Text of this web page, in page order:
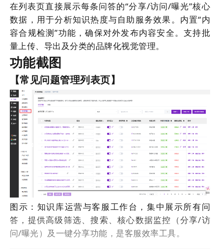
在列表页直接展示每条问答的“分享/访问/曝光”核心
数据，用于分析知识热度与自助服务效果。内置“内
容合规检测”功能，确保对外发布内容安全。支持批
量上传、导出及分类的品牌化视觉管理。
功能截图
【常见问题管理列表页】
图示：知识库运营与客服工作台，集中展示所有问
答，提供高级筛选、搜索、核心数据监控（分享/访
问/曝光）及一键分享功能，是客服效率工具。